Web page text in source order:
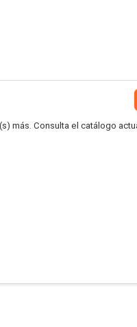
más. Consulta el catálogo